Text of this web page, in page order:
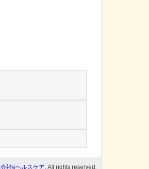
社eヘルスケア, All rights reserved.